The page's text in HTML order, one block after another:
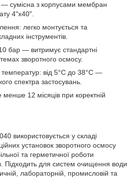
сумісна з корпусами мембран
4"х40".
легко монтується та
інструментів.
бар — витримує стандартні
зворотного осмосу.
від 5°C до 38°C —
спектра застосувань.
12 місяців при коректній
використовується у складі
установок зворотного осмосу
та герметичної роботи
Підходить для систем очищення води
лабораторній, промисловій та